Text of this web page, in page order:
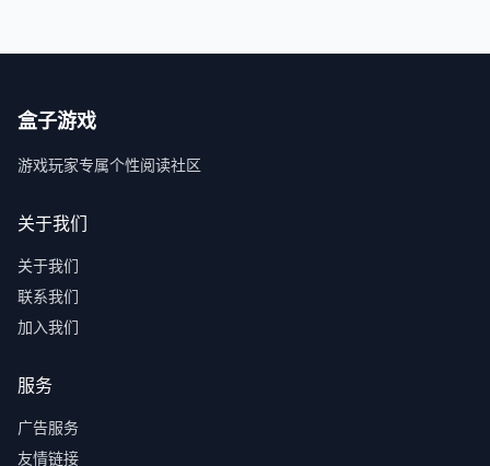
盒子游戏
游戏玩家专属个性阅读社区
关于我们
关于我们
联系我们
加入我们
服务
广告服务
友情链接